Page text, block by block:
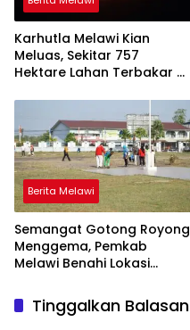
Karhutla Melawi Kian
Meluas, Sekitar 757
Hektare Lahan Terbakar di
Berita Melawi
Semangat Gotong Royong
Menggema, Pemkab
Melawi Benahi Lokasi
Tinggalkan Balasan